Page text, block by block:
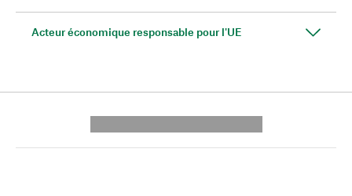
Acteur économique responsable pour l'UE